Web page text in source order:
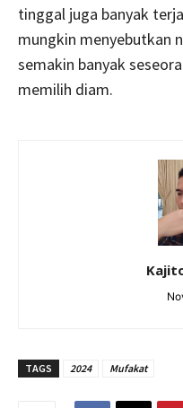
tinggal juga banyak
mungkin menyebutkan
semakin banyak
memilih diam.
TAGS 2024 Mufakat